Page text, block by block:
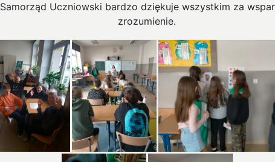
Samorząd Uczniowski bardzo dziękuje wszystkim za
zrozumienie.